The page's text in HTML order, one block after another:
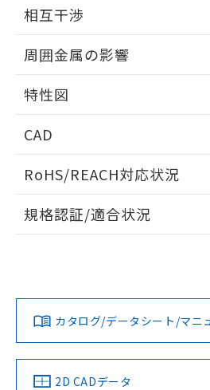
出力段回路図
タイムチャート
相互干渉
相互干渉
A: 60mm以上、B: 35mm以上
周囲金属の影響
周囲金属の影響
特性図
検出物体の大きさと材質による影響
CAD
ドすることができます。
ログイン/会員
ダウンロードデータをご利用いただ
みください。
ソフトウェアの使用条件
RoHS/REACH対応状況
EU RoHS 注意事項・凡例
対応済み
中国 RoHS 注意事項・凡例
規格認証/適合状況
LR型式承認
（イギリス
船舶規格）
DNV型式承認
（ノルウェー
カタログ/データシート/マニ
2D CADデータ
物質の対応では、対応完了
荷製品に未対応品が混在す
欄に対応日を記載しており
既に当社にて対応品への在
り、2022年1月12日より割
す。